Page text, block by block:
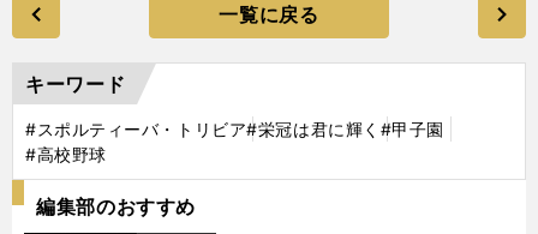
一覧に戻る
キーワード
#スポルティーバ・トリビア#栄冠は君に輝く #甲子園
#高校野球
編集部のおすすめ